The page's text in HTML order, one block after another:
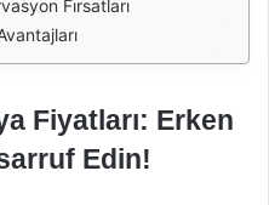
Fırsatları
Fiyatları: Erken
Edin!